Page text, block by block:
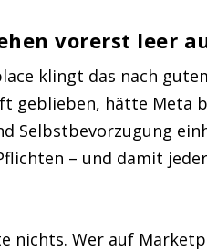
vorerst leer
klingt das nach
geblieben, hätte Meta
Selbstbevorzugung
– und damit
nichts. Wer auf